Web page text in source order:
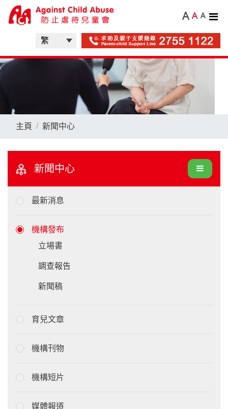
A A A
主頁 新聞中心
新聞中心
最新消息
機構發布
立場書
調查報告
新聞稿
育兒文章
機構刊物
機構短片
媒體報道